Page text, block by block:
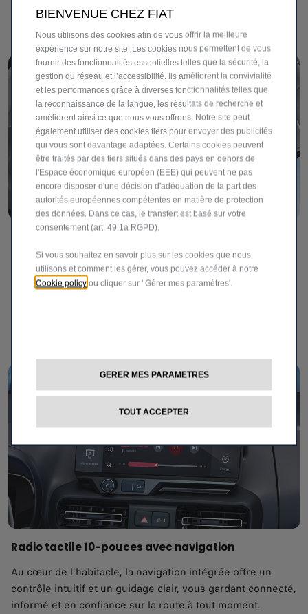
praticité fait toute la différence.
Disponible pour la version La Prima Pack 5 places
uniquement, le toit panoramique Magic TOP inonde
Radio tactile 10-pouces avec navigation
Au cœur de l’habitacle, la navigation intégrée offre un
contrôle intuitif et un guidage clair, vous gardant connecté,
informé et en confiance sur la route à tout moment.
BIENVENUE CHEZ FIAT
Nous utilisons des cookies afin de vous offrir la meilleure
expérience sur notre site. Les cookies nous permettent de vous
fournir des fonctionnalités essentielles telles que la sécurité, la
gestion du réseau et l’accessibilité. Ils améliorent la convivialité
et les performances grâce à diverses fonctionnalités telles que
la reconnaissance de la langue, les résultats de recherche et
améliorent ainsi ce que nous vous offrons. Notre site peut
également utiliser des cookies tiers pour envoyer des publicités
qui vous sont davantage adaptées. Certains cookies peuvent
être traités par des tiers situés dans des pays en dehors de
l'Espace économique européen (EEE) qui peuvent ne pas
encore disposer d'une décision d'adéquation de la part des
autorités européennes compétentes en matière de protection
des données. Dans ce cas, le transfert est basé sur votre
consentement (art. 49.1a RGPD).
Si vous souhaitez en savoir plus sur les cookies que nous
utilisons et comment les gérer, vous pouvez accéder à notre
Cookie policy ou cliquer sur ' Gérer mes paramètres'.
GERER MES PARAMETRES
TOUT ACCEPTER